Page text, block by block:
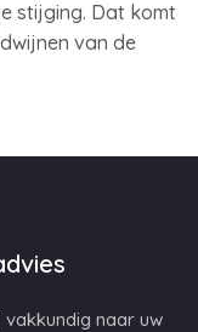
stijging. Dat komt
van de
naar uw